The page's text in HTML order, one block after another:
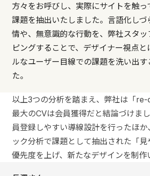
方々をお呼びし、実際にサイトを触っ
課題を抽出いたしました。言語化し
情や、無意識的な行動を、弊社スタッ
ピングすることで、デザイナー視点
ルなユーザー目線での課題を洗い出す
た。
以上3つの分析を踏まえ、弊社は「re-
最大のCVは会員獲得だと結論づけま
員登録しやすい導線設計を行ったほか
ック分析で課題として抽出された「
優先度を上げ、新たなデザインを制作